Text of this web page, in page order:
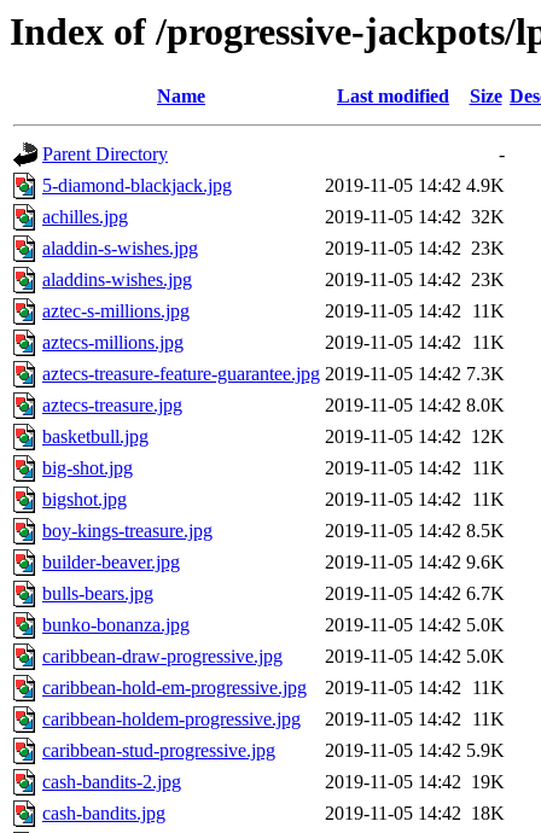
Index of /progressive-jackpots/
Name Last modified Size
Parent Directory
-
5-diamond-blackjack.jpg
2019-11-05 14:42 4.9K
achilles.jpg
2019-11-05 14:42 32K
aladdin-s-wishes.jpg
2019-11-05 14:42 23K
aladdins-wishes.jpg
2019-11-05 14:42 23K
aztec-s-millions.jpg
2019-11-05 14:42 11K
aztecs-millions.jpg
2019-11-05 14:42 11K
aztecs-treasure-feature-guarantee.jpg 2019-11-05 14:42 7.3K
aztecs-treasure.jpg
2019-11-05 14:42 8.0K
basketbull.jpg
2019-11-05 14:42 12K
big-shot.jpg
2019-11-05 14:42 11K
bigshot.jpg
2019-11-05 14:42 11K
boy-kings-treasure.jpg
2019-11-05 14:42 8.5K
builder-beaver.jpg
2019-11-05 14:42 9.6K
bulls-bears.jpg
2019-11-05 14:42 6.7K
bunko-bonanza.jpg
2019-11-05 14:42 5.0K
caribbean-draw-progressive.jpg
2019-11-05 14:42 5.0K
caribbean-hold-em-progressive.jpg
2019-11-05 14:42 11K
caribbean-holdem-progressive.jpg
2019-11-05 14:42 11K
caribbean-stud-progressive.jpg
2019-11-05 14:42 5.9K
cash-bandits-2.jpg
2019-11-05 14:42 19K
cash-bandits.jpg
2019-11-05 14:42 18K